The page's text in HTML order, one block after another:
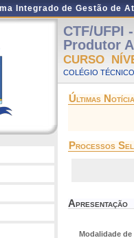
Integrado de Gestão de
CTF/UFPI
Produtor
CURSO
COLÉGIO
Últimas
Processos
Apresentação
Modalidade de